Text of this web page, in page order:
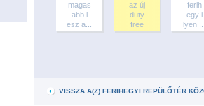
magas
abb l
esz a...
az új
duty
free
ferih
egy i
lyen
VISSZA A(Z) FERIHEGYI REPÜLŐTÉR